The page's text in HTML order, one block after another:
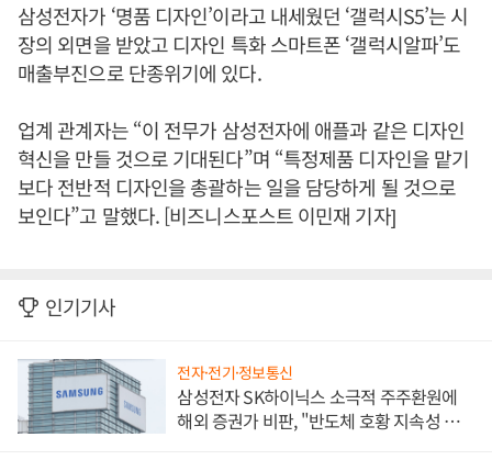
삼성전자가 ‘명품 디자인’이라고 내세웠던 ‘갤럭시S5’는 시
장의 외면을 받았고 디자인 특화 스마트폰 ‘갤럭시알파’도
매출부진으로 단종위기에 있다.
업계 관계자는 “이 전무가 삼성전자에 애플과 같은 디자인
혁신을 만들 것으로 기대된다”며 “특정제품 디자인을 맡기
보다 전반적 디자인을 총괄하는 일을 담당하게 될 것으로
보인다”고 말했다. [비즈니스포스트 이민재 기자]
인기기사
전자·전기·정보통신
삼성전자 SK하이닉스 소극적 주주환원에
해외 증권가 비판, "반도체 호황 지속성 의